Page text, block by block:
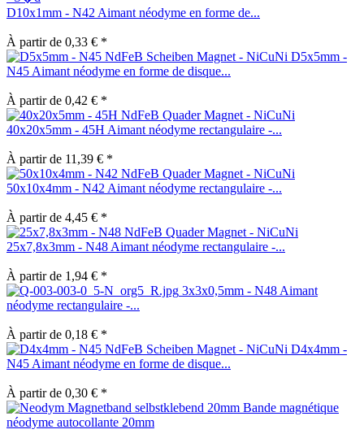
D10x1mm - N42 Aimant néodyme en forme de...
À partir de 0,33 € *
D5x5mm -
N45 Aimant néodyme en forme de disque...
À partir de 0,42 € *
40x20x5mm - 45H Aimant néodyme rectangulaire -...
À partir de 11,39 € *
50x10x4mm - N42 Aimant néodyme rectangulaire -...
À partir de 4,45 € *
25x7,8x3mm - N48 Aimant néodyme rectangulaire -...
À partir de 1,94 € *
3x3x0,5mm - N48 Aimant
néodyme rectangulaire -...
À partir de 0,18 € *
D4x4mm -
N45 Aimant néodyme en forme de disque...
À partir de 0,30 € *
Bande magnétique
néodyme autocollante 20mm